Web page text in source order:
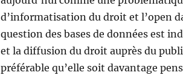
d’informatisation du droit et l’open
question des bases de données est
et la diffusion du droit auprès du
préférable qu’elle soit davantage